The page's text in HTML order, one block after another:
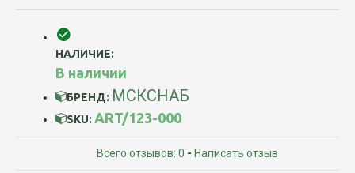
НАЛИЧИЕ:
В наличии
БРЕНД: МСКСНАБ
SKU: ART/123-000
Всего отзывов: 0 - Написать отзыв